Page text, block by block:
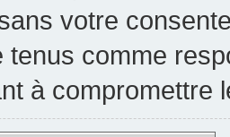
votre
tenus comme
à compromettre